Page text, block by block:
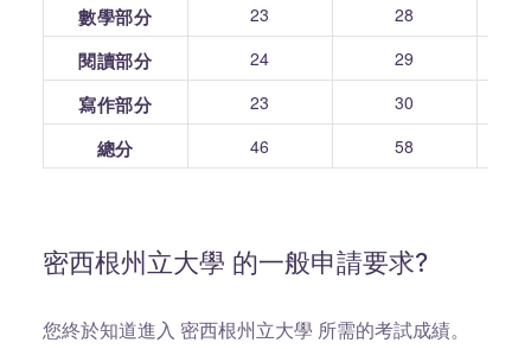
數學部分
23 28
閱讀部分 24 29
寫作部分 23 30
總分 46 58
密西根州立大學 的一般申請要求?
您終於知道進入 密西根州立大學 所需的考試成績。